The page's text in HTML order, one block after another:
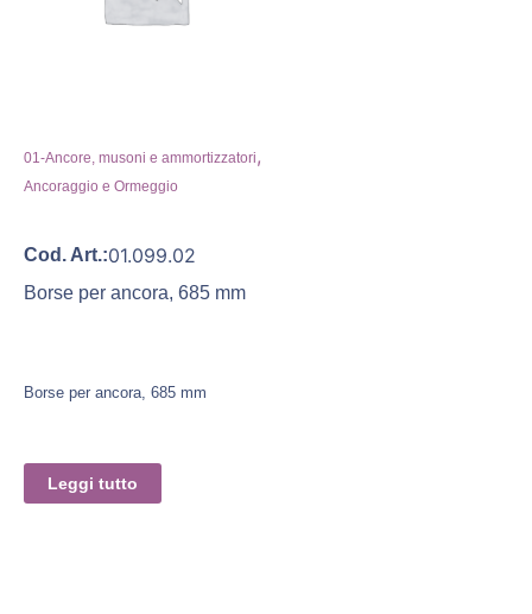
01-Ancore, musoni e ammortizzatori,
Ancoraggio e Ormeggio
Cod. Art.:01.099.02
Borse per ancora, 685 mm
Borse per ancora, 685 mm
Leggi tutto